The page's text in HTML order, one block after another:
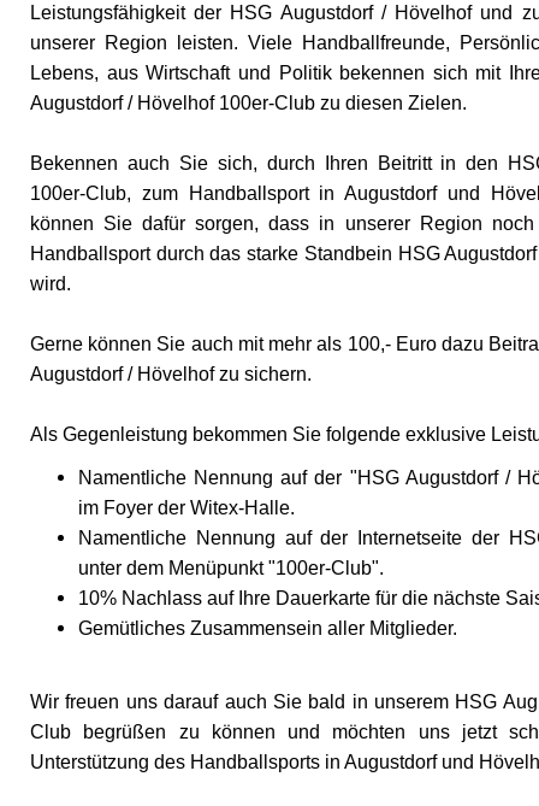
Leistungsfähigkeit der HSG Augustdorf / Hövelhof und
unserer Region leisten. Viele Handballfreunde,
Lebens, aus Wirtschaft und Politik bekennen sich mit
Augustdorf / Hövelhof 100er-Club zu diesen Zielen.
Bekennen auch Sie sich, durch Ihren Beitritt in den
100er-Club, zum Handballsport in Augustdorf und
können Sie dafür sorgen, dass in unserer Region
Handballsport durch das starke Standbein HSG
wird.
Gerne können Sie auch mit mehr als 100,- Euro dazu
Augustdorf / Hövelhof zu sichern.
Als Gegenleistung bekommen Sie folgende exklusive
Namentliche Nennung auf der "HSG Augustdorf /
im Foyer der Witex-Halle.
Namentliche Nennung auf der Internetseite der
unter dem Menüpunkt "100er-Club".
10% Nachlass auf Ihre Dauerkarte für die nächste
Gemütliches Zusammensein aller Mitglieder.
Wir freuen uns darauf auch Sie bald in unserem HSG
Club begrüßen zu können und möchten uns jetzt
Unterstützung des Handballsports in Augustdorf und